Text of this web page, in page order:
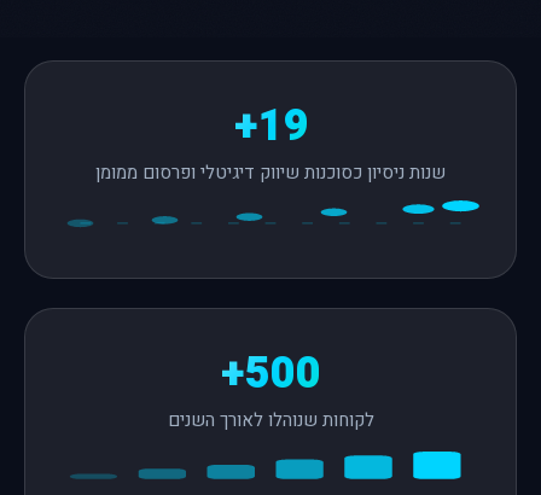
19+
שנות ניסיון כסוכנות שיווק דיגיטלי ופרסום ממומן
500+
לקוחות שנוהלו לאורך השנים